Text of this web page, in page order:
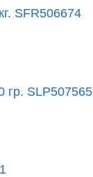
SFR506674
гр. SLP507565